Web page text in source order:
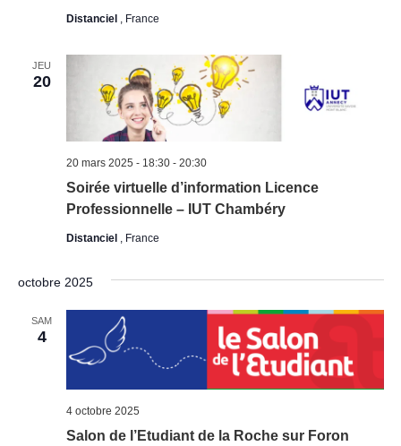
Distanciel , France
JEU
20
Soirée virtuelle d’information Licence
Professionnelle – IUT Chambéry
20 mars 2025 - 18:30- 20:30
Distanciel , France
octobre 2025
SAM
4
Salon de l’Etudiant de la Roche sur Foron
4 octobre 2025